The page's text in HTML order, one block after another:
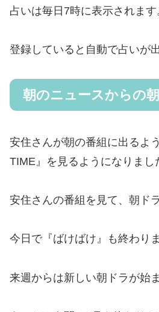
占いは毎日7時に表示されます
登録していると自動で占いが
朝のニュースからの
安住さんが朝の番組に出るよ
TIME』を見るようになりまし
安住さんの番組を見て、朝ド
今日で『ばけばけ』も終わり
来週からは新しい朝ドラが始